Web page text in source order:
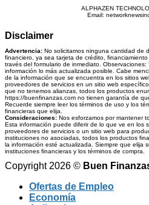
ALPHAZEN
Email:
Disclaimer
Advertencia: No solicitamos ninguna cantidad de
financiero, ya sea tarjeta de crédito,
través del formulario de inmediato.
información lo más actualizada posible. Cabe
de la información que se encuentra en los sitios
proveedores de servicios en un sitio web
que no tenemos alianzas, todos los productos
https://buenfinanzas.com no tienen garantía de
Recuerde siempre leer los términos de uso y los
financieras que elija.
Consideraciones: Nos esforzamos por mantener
Esta información puede diferir de lo que ve en los
proveedores de servicios o un sitio web para
instituciones no asociadas, todos los productos
la información esté actualizada. Siempre que elija
instituciones financieras y los términos de compra.
Copyright 2026 © Buen
Ofertas de Empleo
Economía